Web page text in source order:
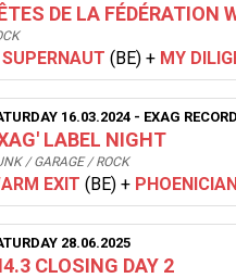
DE LA FÉDÉRATION
(BE) + MY
16.03.2024 - EXAG
LABEL NIGHT
/ GARAGE / ROCK
EXIT (BE) +
28.06.2025
CLOSING DAY 2